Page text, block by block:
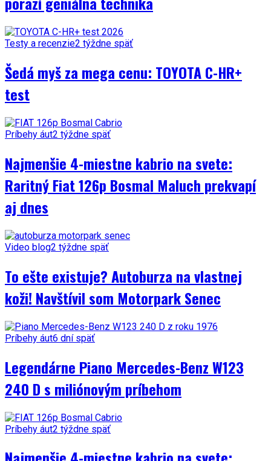
Testy a recenzie2 týždne späť
Šedá myš za mega cenu: TOYOTA C-HR+
test
Príbehy áut2 týždne späť
Najmenšie 4-miestne kabrio na svete:
Raritný Fiat 126p Bosmal Maluch prekvapí
aj dnes
Video blog2 týždne späť
To ešte existuje? Autoburza na vlastnej
koži! Navštívil som Motorpark Senec
Príbehy áut6 dní späť
Legendárne Piano Mercedes-Benz W123
240 D s miliónovým príbehom
Príbehy áut2 týždne späť